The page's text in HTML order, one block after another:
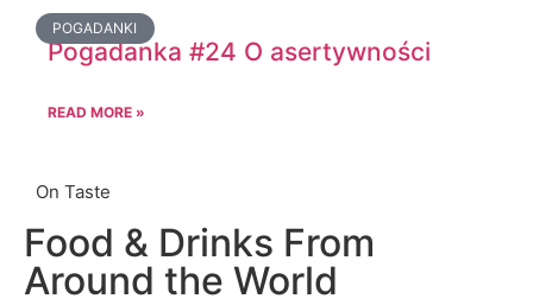
POGADANKI
Pogadanka #24 O asertywności
READ MORE »
On Taste
Food & Drinks From
Around the World